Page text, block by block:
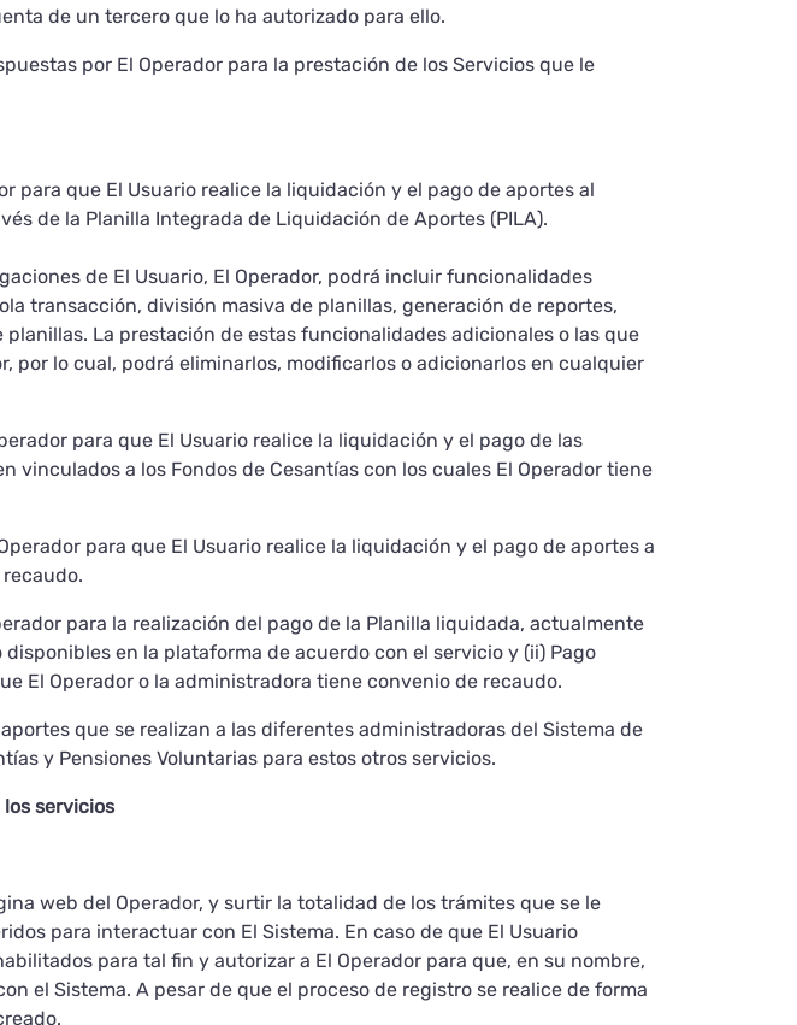
de un tercero que lo ha autorizado para ello.
por El Operador para la prestación de los Servicios que le
para que El Usuario realice la liquidación y el pago de aportes al
de la Planilla Integrada de Liquidación de Aportes (PILA).
de El Usuario, El Operador, podrá incluir funcionalidades
transacción, división masiva de planillas, generación de reportes,
La prestación de estas funcionalidades adicionales o las que
por lo cual, podrá eliminarlos, modificarlos o adicionarlos en cualquier
para que El Usuario realice la liquidación y el pago de las
a los Fondos de Cesantías con los cuales El Operador tiene
para que El Usuario realice la liquidación y el pago de aportes a
para la realización del pago de la Planilla liquidada, actualmente
en la plataforma de acuerdo con el servicio y (ii) Pago
El Operador o la administradora tiene convenio de recaudo.
que se realizan a las diferentes administradoras del Sistema de
y Pensiones Voluntarias para estos otros servicios.
servicios
web del Operador, y surtir la totalidad de los trámites que se le
para interactuar con El Sistema. En caso de que El Usuario
para tal fin y autorizar a El Operador para que, en su nombre,
el Sistema. A pesar de que el proceso de registro se realice de forma